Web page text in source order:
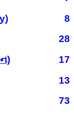
8
28
17
13
73